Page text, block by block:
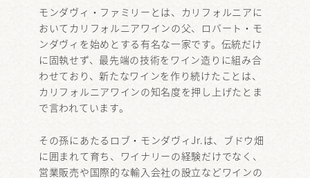
モンダヴィ・ファミリーとは、カリフォルニアに
おいてカリフォルニアワインの父、ロバート・モ
ンダヴィを始めとする有名な一家です。伝統だけ
に固執せず、最先端の技術をワイン造りに組み合
わせており、新たなワインを作り続けたことは、
カリフォルニアワインの知名度を押し上げたとま
で言われています。
その孫にあたるロブ・モンダヴィJr.は、ブドウ畑
に囲まれて育ち、ワイナリーの経験だけでなく、
営業販売や国際的な輸入会社の設立などワインの